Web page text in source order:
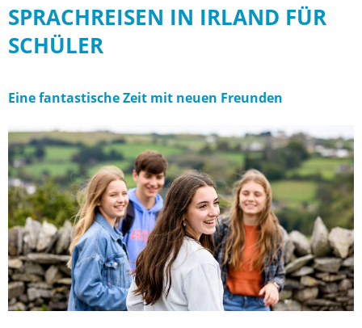
SPRACHREISEN IN IRLAND FÜR
SCHÜLER
Eine fantastische Zeit mit neuen Freunden